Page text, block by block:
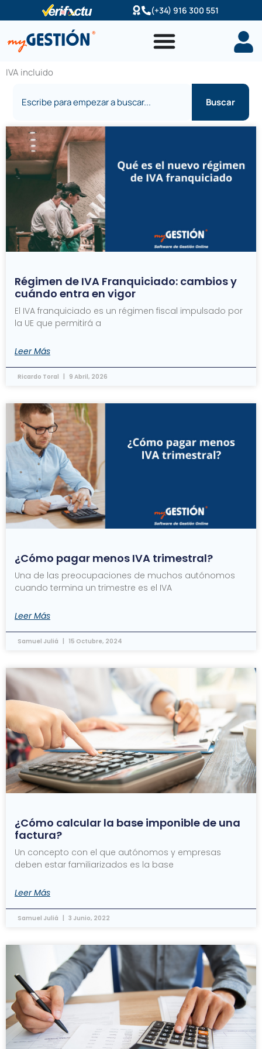
al
contenido
(+34) 916 300 551
IVA incluido
Buscar
Régimen de IVA Franquiciado: cambios y
cuándo entra en vigor
El IVA franquiciado es un régimen fiscal impulsado por
la UE que permitirá a
Leer Más
Ricardo Toral 9 Abril, 2026
¿Cómo pagar menos IVA trimestral?
Una de las preocupaciones de muchos autónomos
cuando termina un trimestre es el IVA
Leer Más
Samuel Juliá 15 Octubre, 2024
¿Cómo calcular la base imponible de una
factura?
Un concepto con el que autónomos y empresas
deben estar familiarizados es la base
Leer Más
Samuel Juliá 3 Junio, 2022